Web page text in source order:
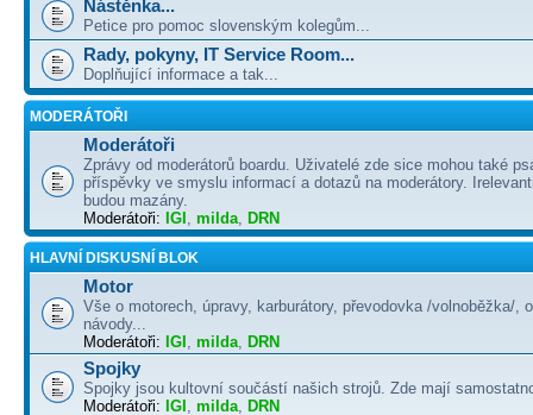
Nástěnka...
Petice pro pomoc slovenským kolegům...
Rady, pokyny, IT Service Room...
Doplňující informace a tak...
MODERÁTOŘI
Moderátoři
Zprávy od moderátorů boardu. Uživatelé zde sice mohou také
příspěvky ve smyslu informací a dotazů na moderátory.
budou mazány.
Moderátoři: IGI , milda, DRN
HLAVNÍ DISKUSNÍ BLOK
Motor
Vše o motorech, úpravy, karburátory, převodovka /volnoběžka/,
návody...
Moderátoři: IGI , milda, DRN
Spojky
Spojky jsou kultovní součástí našich strojů. Zde mají
Moderátoři: IGI , milda, DRN